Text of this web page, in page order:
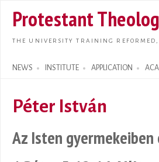
Protestant
THE UNIVERSITY TRAINING
NEWS INSTITUTE APPLICATION
Search form
Péter István
Az Isten